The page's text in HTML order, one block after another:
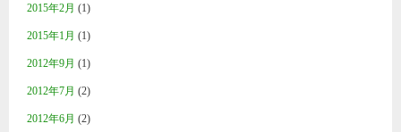
2015年2月 (1)
2015年1月 (1)
2012年9月 (1)
2012年7月 (2)
2012年6月 (2)